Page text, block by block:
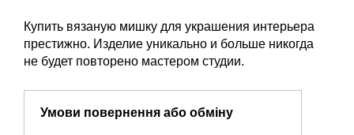
Купить вязаную мишку для украшения интерьера
престижно. Изделие уникально и больше никогда
не будет повторено мастером студии.
Умови повернення або обміну